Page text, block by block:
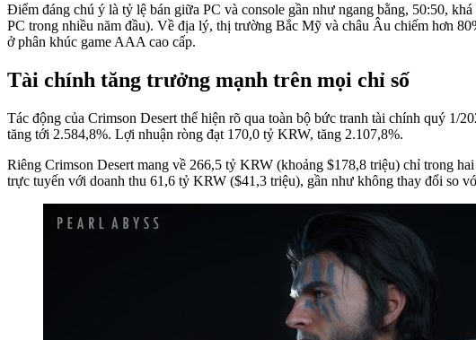
Điểm đáng chú ý là tỷ lệ bán giữa PC và console gần như ngang bằng, 50:50,
PC trong nhiều năm đầu). Về địa lý, thị trường Bắc Mỹ và châu Âu chiếm hơn
ở phân khúc game AAA cao cấp.
Tài chính tăng trưởng mạnh trên mọi chỉ số
Tác động của Crimson Desert thể hiện rõ qua toàn bộ bức tranh tài chính quý
tăng tới 2.584,8%. Lợi nhuận ròng đạt 170,0 tỷ KRW, tăng 2.107,8%.
Riêng Crimson Desert mang về 266,5 tỷ KRW (khoảng $178,8 triệu) chỉ trong
trực tuyến với doanh thu 61,6 tỷ KRW ($41,3 triệu), gần như không thay đổi so